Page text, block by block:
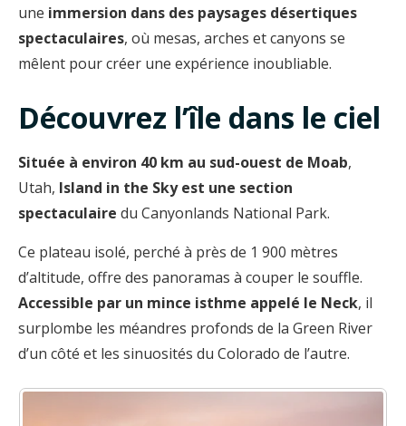
une immersion dans des paysages désertiques
spectaculaires, où mesas, arches et canyons se
mêlent pour créer une expérience inoubliable.
Découvrez l’île dans le ciel
Située à environ 40 km au sud-ouest de Moab,
Utah, Island in the Sky est une section
spectaculaire du Canyonlands National Park.
Ce plateau isolé, perché à près de 1 900 mètres
d’altitude, offre des panoramas à couper le souffle.
Accessible par un mince isthme appelé le Neck, il
surplombe les méandres profonds de la Green River
d’un côté et les sinuosités du Colorado de l’autre.